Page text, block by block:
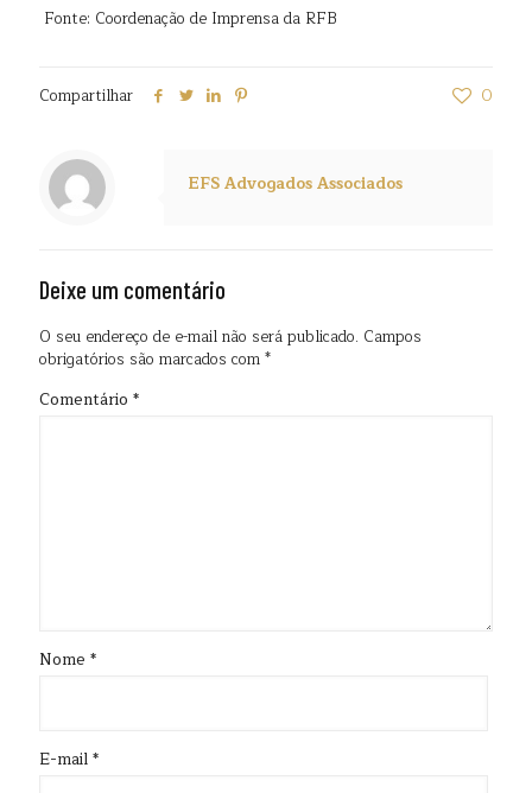
Fonte: Coordenação de Imprensa da RFB
Compartilhar 0
EFS Advogados Associados
Deixe um comentário
O seu endereço de e-mail não será publicado. Campos
obrigatórios são marcados com*
Comentário *
Nome *
E-mail*